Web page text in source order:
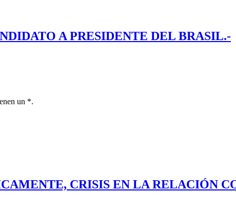
A PRESIDENTE DEL BRASIL.-
un *.
CRISIS EN LA RELACIÓN